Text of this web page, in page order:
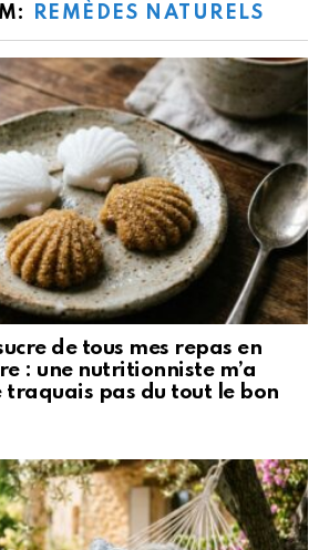
REMÈDES NATURELS
de tous mes repas en
: une nutritionniste m’a
traquais pas du tout le bon